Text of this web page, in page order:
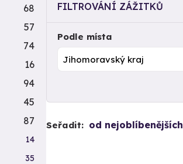
FILTROVÁNÍ ZÁŽITKŮ
Podle místa
Seřadit: od nejoblíbenějších
68
57
74
16
94
45
87
14
35